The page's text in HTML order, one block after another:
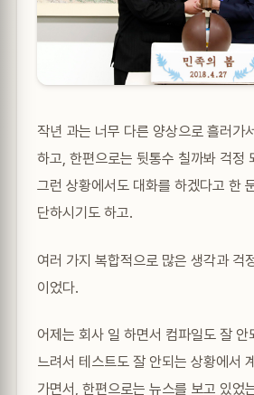
작년 과는 너무 다른 양상으로 흘러가
하고, 한편으로는 뒷통수 칠까봐 걱정
그런 상황에서도 대화를 하겠다고 한
단하시기도 하고.
여러 가지 복합적으로 많은 생각과 걱
이었다.
어제는 회사 일 하면서 컴파일도 잘 안
느려서 테스트도 잘 안되는 상황에서
가면서, 한편으로는 뉴스를 보고 있었